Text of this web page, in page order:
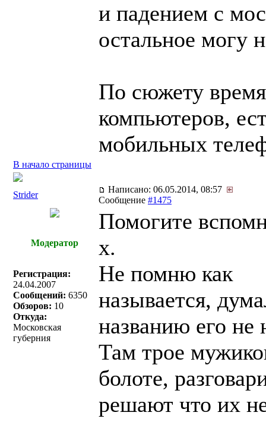
и падением с
остальное могу
По сюжету
компьютеров,
мобильных
В начало страницы
Strider
Написано: 06.05.2014, 08:57
Сообщение #1475
Модератор
Регистрация:
24.04.2007
Сообщений: 6350
Обзоров: 10
Откуда:
Московская
губерния
Помогите
х.
Не помню как
называется,
названию его не
Там трое
болоте,
решают что их